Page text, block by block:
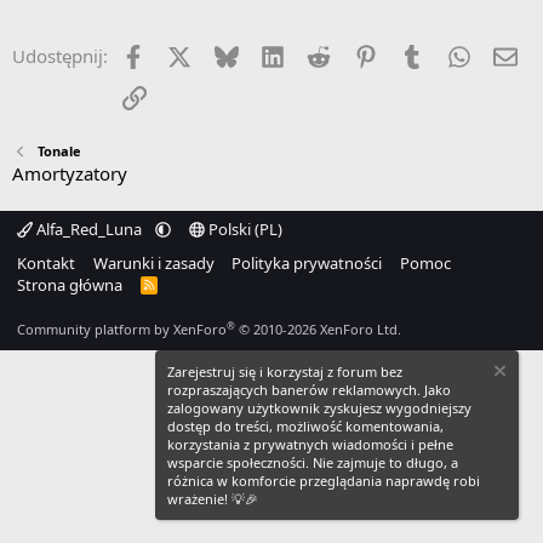
Udostępnij: Facebook Bluesky LinkedInReddit PinterestTumblr
Link
Tonale
Amortyzatory
Alfa_Red_Luna
Polski (PL)
Kontakt
Warunki i zasady Polityka prywatności
Pomoc
Strona główna
R
Community platform by XenForo® © 2010-2026 XenForo Ltd.
Zarejestruj się i korzystaj z forum bez
rozpraszających banerów reklamowych. Jako
zalogowany użytkownik zyskujesz wygodniejszy
dostęp do treści, możliwość komentowania,
korzystania z prywatnych wiadomości i pełne
wsparcie społeczności. Nie zajmuje to długo, a
różnica w komforcie przeglądania naprawdę robi
wrażenie! 💡🎉